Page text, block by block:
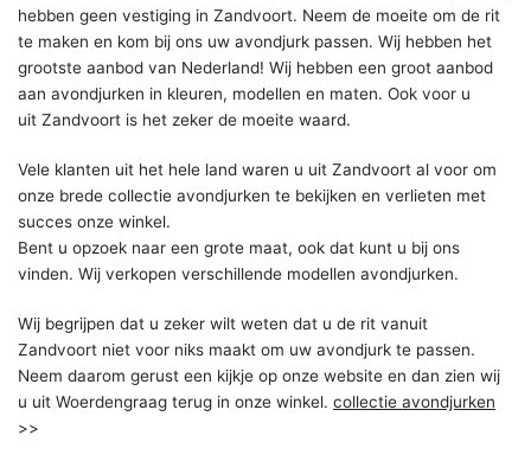
hebben geen vestiging in Zandvoort. Neem de moeite om de rit
te maken en kom bij ons uw avondjurk passen. Wij hebben het
grootste aanbod van Nederland! Wij hebben een groot aanbod
aan avondjurken in kleuren, modellen en maten. Ook voor u
uit Zandvoort is het zeker de moeite waard.
Vele klanten uit het hele land waren u uit Zandvoort al voor om
onze brede collectie avondjurken te bekijken en verlieten met
succes onze winkel.
Bent u opzoek naar een grote maat, ook dat kunt u bij ons
vinden. Wij verkopen verschillende modellen avondjurken.
Wij begrijpen dat u zeker wilt weten dat u de rit vanuit
Zandvoort niet voor niks maakt om uw avondjurk te passen.
Neem daarom gerust een kijkje op onze website en dan zien wij
u uit Woerdengraag terug in onze winkel. collectie avondjurken
>>